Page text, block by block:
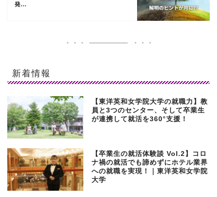
発...
新着情報
【東洋英和女学院大学の就職力】教
員と3つのセンター、そして卒業生
が連携して就活を360°支援！
【卒業生の就活体験談 Vol.2】コロ
ナ禍の就活でも諦めずにホテル業界
への就職を実現！｜東洋英和女学院
大学